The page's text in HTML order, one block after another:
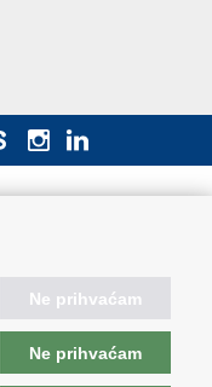
Ne prihvaćam
Ne prihvaćam